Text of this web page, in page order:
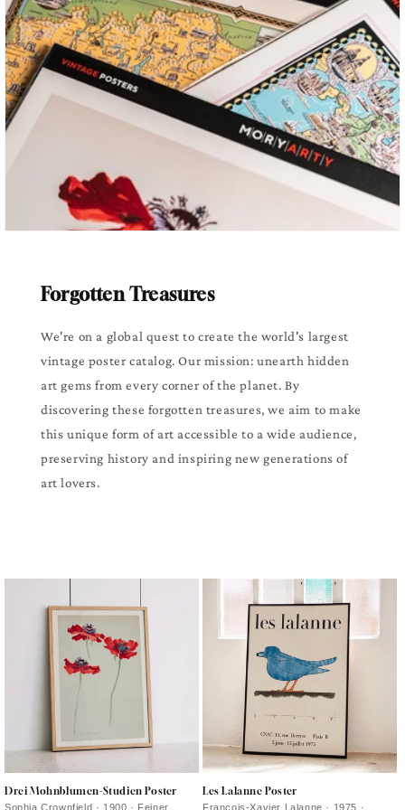
Forgotten Treasures
We're on a global quest to create the world's largest
vintage poster catalog. Our mission: unearth hidden
art gems from every corner of the planet. By
discovering these forgotten treasures, we aim to make
this unique form of art accessible to a wide audience,
preserving history and inspiring new generations of
art lovers.
Drei Mohnblumen-Studien Poster
Sophia Crownfield · 1900 · Feiner
Les Lalanne Poster
François-Xavier Lalanne · 1975 ·